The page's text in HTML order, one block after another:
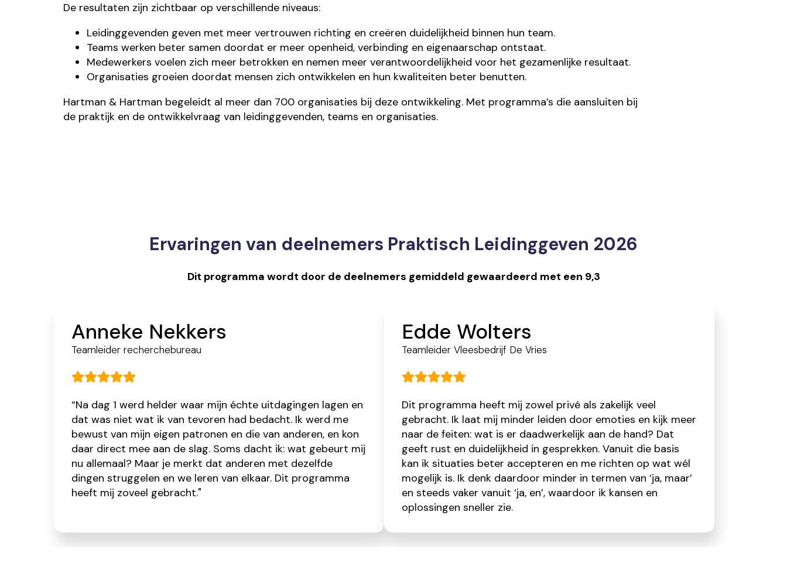
De resultaten zijn zichtbaar op verschillende niveaus:
Leidinggevenden geven met meer vertrouwen richting en creëren duidelijkheid binnen hun team.
Teams werken beter samen doordat er meer openheid, verbinding en eigenaarschap ontstaat.
Medewerkers voelen zich meer betrokken en nemen meer verantwoordelijkheid voor het gezamenlijke resultaat.
Organisaties groeien doordat mensen zich ontwikkelen en hun kwaliteiten beter benutten.
Hartman & Hartman begeleidt al meer dan 700 organisaties bij deze ontwikkeling. Met programma’s die aansluiten bij
de praktijk en de ontwikkelvraag van leidinggevenden, teams en organisaties.
Ervaringen van deelnemers Praktisch Leidinggeven 2026
Dit programma wordt door de deelnemers gemiddeld gewaardeerd met een 9,3
Anneke Nekkers
Teamleider recherchebureau
“Na dag 1 werd helder waar mijn échte uitdagingen lagen en
dat was niet wat ik van tevoren had bedacht. Ik werd me
bewust van mijn eigen patronen en die van anderen, en kon
daar direct mee aan de slag. Soms dacht ik: wat gebeurt mij
nu allemaal? Maar je merkt dat anderen met dezelfde
dingen struggelen en we leren van elkaar. Dit programma
heeft mij zoveel gebracht."
Edde Wolters
Teamleider Vleesbedrijf De Vries
Dit programma heeft mij zowel privé als zakelijk veel
gebracht. Ik laat mij minder leiden door emoties en kijk meer
naar de feiten: wat is er daadwerkelijk aan de hand? Dat
geeft rust en duidelijkheid in gesprekken. Vanuit die basis
kan ik situaties beter accepteren en me richten op wat wél
mogelijk is. Ik denk daardoor minder in termen van ‘ja, maar’
en steeds vaker vanuit ‘ja, en’, waardoor ik kansen en
oplossingen sneller zie.